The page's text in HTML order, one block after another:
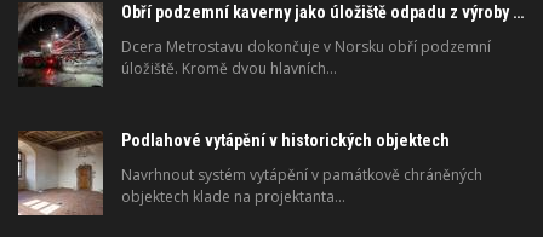
Obří podzemní kaverny jako úložiště odpadu z výroby zinku
Dcera Metrostavu dokončuje v Norsku obří podzemní
úložiště. Kromě dvou hlavních…
Podlahové vytápění v historických objektech
Navrhnout systém vytápění v památkově chráněných
objektech klade na projektanta…